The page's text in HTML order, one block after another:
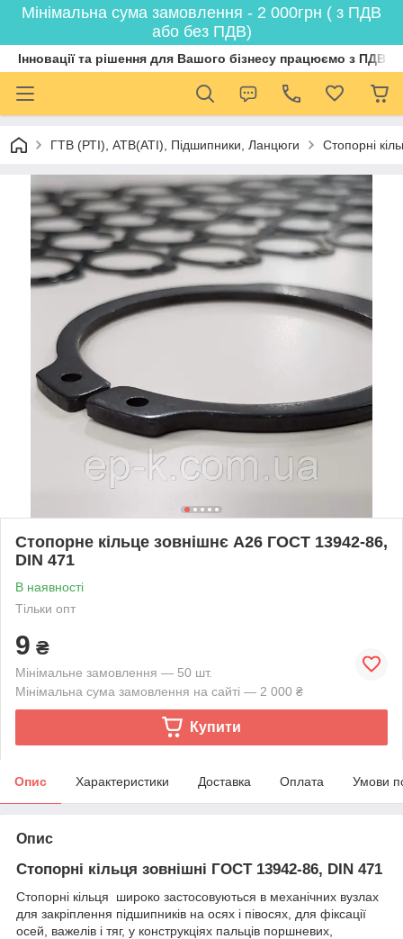
Мінімальна сума замовлення - 2 000грн ( з ПДВ
або без ПДВ)
Інновації та рішення для Вашого бізнесу працюємо з ПДВ
ГТВ (РТI), АТВ(АТI), Пiдшипники, Ланцюги Стопорні
Стопорне кільце зовнішнє А26 ГОСТ 13942-86,
DIN 471
В наявності
Тільки опт
9 ₴
Мінімальне замовлення — 50 шт.
Мінімальна сума замовлення на сайті — 2 000 ₴
Купити
Опис Характеристики Доставка Оплата Умови
Опис
Стопорні кільця зовнішні ГОСТ 13942-86, DIN 471
Стопорні кільця широко застосовуються в механічних вузлах
для закріплення підшипників на осях і півосях, для фіксації
осей, важелів і тяг, у конструкціях пальців поршневих,